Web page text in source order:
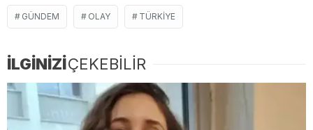
GÜNDEM OLAY TÜRKIYE
İLGİNİZİÇEKEBİLİR